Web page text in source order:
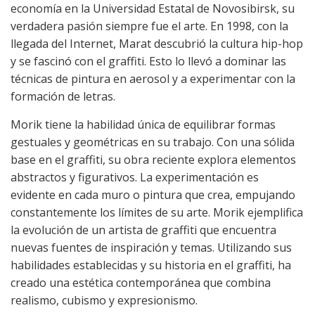
economía en la Universidad Estatal de Novosibirsk, su
verdadera pasión siempre fue el arte. En 1998, con la
llegada del Internet, Marat descubrió la cultura hip-hop
y se fascinó con el graffiti. Esto lo llevó a dominar las
técnicas de pintura en aerosol y a experimentar con la
formación de letras.
Morik tiene la habilidad única de equilibrar formas
gestuales y geométricas en su trabajo. Con una sólida
base en el graffiti, su obra reciente explora elementos
abstractos y figurativos. La experimentación es
evidente en cada muro o pintura que crea, empujando
constantemente los límites de su arte. Morik ejemplifica
la evolución de un artista de graffiti que encuentra
nuevas fuentes de inspiración y temas. Utilizando sus
habilidades establecidas y su historia en el graffiti, ha
creado una estética contemporánea que combina
realismo, cubismo y expresionismo.